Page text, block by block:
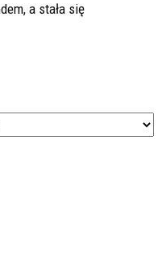
a stała się